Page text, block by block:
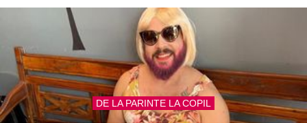
DE LA PARINTE LA COPIL